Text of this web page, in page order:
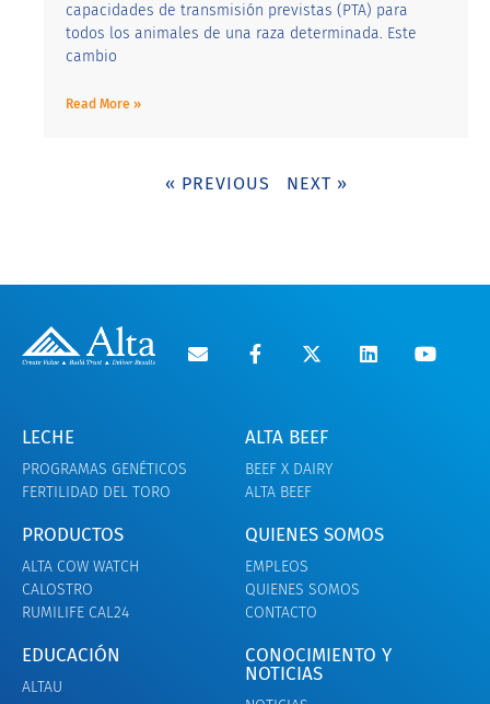
capacidades de transmisión previstas (PTA) para
todos los animales de una raza determinada. Este
cambio
Read More »
« PREVIOUS NEXT »
LECHE
PROGRAMAS GENÉTICOS
FERTILIDAD DEL TORO
ALTA BEEF
BEEF X DAIRY
ALTA BEEF
PRODUCTOS
ALTA COW WATCH
CALOSTRO
RUMILIFE CAL24
QUIENES SOMOS
EMPLEOS
QUIENES SOMOS
CONTACTO
EDUCACIÓN
ALTAU
CONOCIMIENTO Y
NOTICIAS